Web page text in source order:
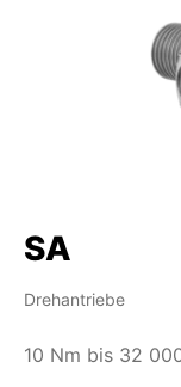
SA
Drehantriebe
10 Nm bis 32